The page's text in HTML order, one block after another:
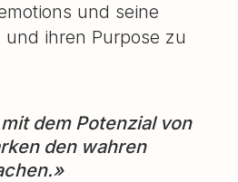
und seine
ihren Purpose zu
dem Potenzial von
den wahren